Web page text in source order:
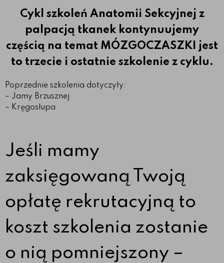
Cykl szkoleń Anatomii Sekcyjnej z
palpacją tkanek kontynuujemy
częścią na temat MÓZGOCZASZKI jest
to trzecie i ostatnie szkolenie z cyklu.
Poprzednie szkolenia dotyczyły:
– Jamy Brzusznej
– Kręgosłupa
Jeśli mamy
zaksięgowaną Twoją
opłatę rekrutacyjną to
koszt szkolenia zostanie
o nią pomniejszony –